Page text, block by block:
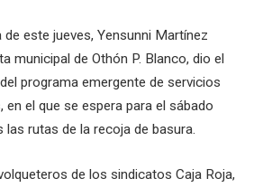
este jueves, Yensunni Martínez
municipal de Othón P. Blanco, dio el
programa emergente de servicios
en el que se espera para el sábado
las rutas de la recoja de basura.
de los sindicatos Caja Roja,